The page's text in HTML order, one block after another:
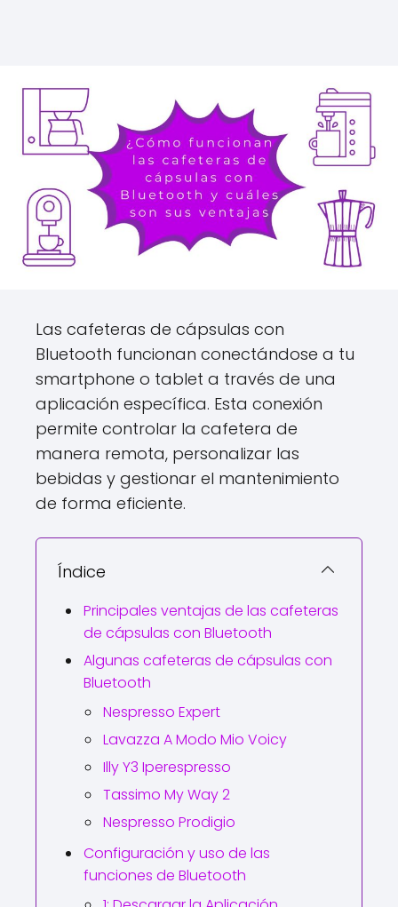
Las cafeteras de cápsulas con
Bluetooth funcionan conectándose a tu
smartphone o tablet a través de una
aplicación específica. Esta conexión
permite controlar la cafetera de
manera remota, personalizar las
bebidas y gestionar el mantenimiento
de forma eficiente.
Índice
Principales ventajas de las cafeteras
de cápsulas con Bluetooth
Algunas cafeteras de cápsulas con
Bluetooth
Nespresso Expert
Lavazza A Modo Mio Voicy
Illy Y3 Iperespresso
Tassimo My Way 2
Nespresso Prodigio
Configuración y uso de las
funciones de Bluetooth